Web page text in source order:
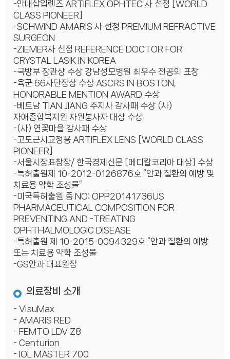
-안내삽입렌즈 ARTIFLEX OPHTEC 사 선정 [WORLD
CLASS PIONEER]
-SCHWIND AMARIS 사 선정 PREMIUM REFRACTIVE
SURGEON
-ZIEMER사 선정 REFERENCE DOCTOR FOR
CRYSTAL LASIK IN KOREA
-국방부 장관상 수상 강남성모병원 최우수 전공의 표창
-육군 66사단장상 수상 ASCRS IN BOSTON,
HONORABLE MENTION AWARD 수상
-베트남 TIAN JIANG 주지사 감사패 수상 (사)
자애종합복지원 자원봉사자 대상 수상
-(사) 연꽃마을 감사패 수상
-고도근시교정용 ARTIFLEX LENS [WORLD CLASS
PIONEER]
-서울시장표창장/ 한국경제신문 [메디칼코리아 대상] 수상
-특허출원제 10-2012-0126876호 “안과 질환의 예방 및
치료용 약학 조성물”
-미국특허출원 중 NO: OPP20141736US
PHARMACEUTICAL COMPOSITION FOR
PREVENTING AND -TREATING
OPHTHALMOLOGIC DISEASE
-특허출원 제 10-2015-0094329호 “안과 질환의 예방
또는 치료용 약학 조성물
-GS안과 대표원장
의료장비 소개
- VisuMax
- AMARIS RED
- FEMTO LDV Z8
- Centurion
- IOL MASTER 700